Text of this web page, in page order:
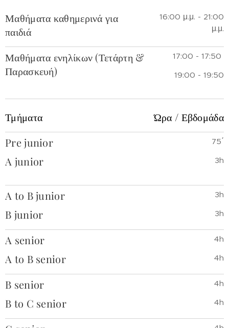
Μαθήματα καθημερινά για
παιδιά
16:00 μ.μ. - 21:00
μ.μ.
Μαθήματα ενηλίκων (Τετάρτη &
Παρασκευή)
17:00 - 17:50
19:00 - 19:50
Τμήματα Ώρα / Εβδομάδα
Pre junior
A junior
75΄
3h
A to B junior
B junior
3h
3h
A senior
A to B senior
4h
4h
B senior
B to C senior
4h
4h